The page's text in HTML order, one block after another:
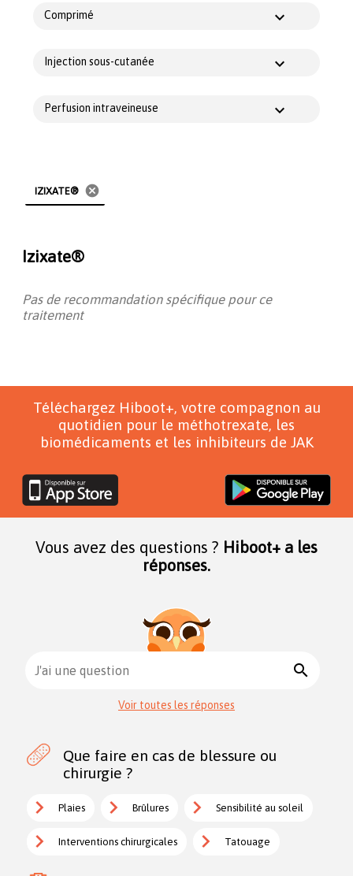
Comprimé
Injection sous-cutanée
Perfusion intraveineuse
IZIXATE® cancel
Izixate®
Pas de recommandation spécifique pour ce
traitement
Téléchargez Hiboot+, votre compagnon au
quotidien pour le méthotrexate, les
biomédicaments et les inhibiteurs de JAK
Vous avez des questions ? Hiboot+ a les
réponses.
J'ai une question search
Voir toutes les réponses
Que faire en cas de blessure ou
chirurgie ?
Plaies Brûlures Sensibilité au soleil
Interventions chirurgicales Tatouage